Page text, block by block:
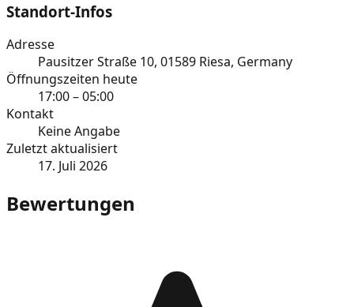
Standort-Infos
Adresse
Pausitzer Straße 10, 01589 Riesa, Germany
Öffnungszeiten heute
17:00 – 05:00
Kontakt
Keine Angabe
Zuletzt aktualisiert
17. Juli 2026
Bewertungen